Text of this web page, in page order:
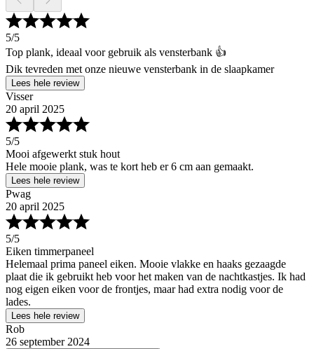
5/5
Top plank, ideaal voor gebruik als vensterbank 👍
Dik tevreden met onze nieuwe vensterbank in de slaapkamer
Lees hele review
Visser
20 april 2025
5/5
Mooi afgewerkt stuk hout
Hele mooie plank, was te kort heb er 6 cm aan gemaakt.
Lees hele review
Pwag
20 april 2025
5/5
Eiken timmerpaneel
Helemaal prima paneel eiken. Mooie vlakke en haaks gezaagde
plaat die ik gebruikt heb voor het maken van de nachtkastjes. Ik had
nog eigen eiken voor de frontjes, maar had extra nodig voor de
lades.
Lees hele review
Rob
26 september 2024